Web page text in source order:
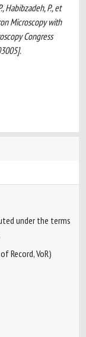
Habibzadeh, P., et
Microscopy with
Congress
under the terms
Record, VoR)